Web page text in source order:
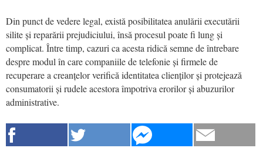
Din punct de vedere legal, există posibilitatea anulării executării
silite și reparării prejudiciului, însă procesul poate fi lung și
complicat. Între timp, cazuri ca acesta ridică semne de întrebare
despre modul în care companiile de telefonie și firmele de
recuperare a creanțelor verifică identitatea clienților și protejează
consumatorii și rudele acestora împotriva erorilor și abuzurilor
administrative.